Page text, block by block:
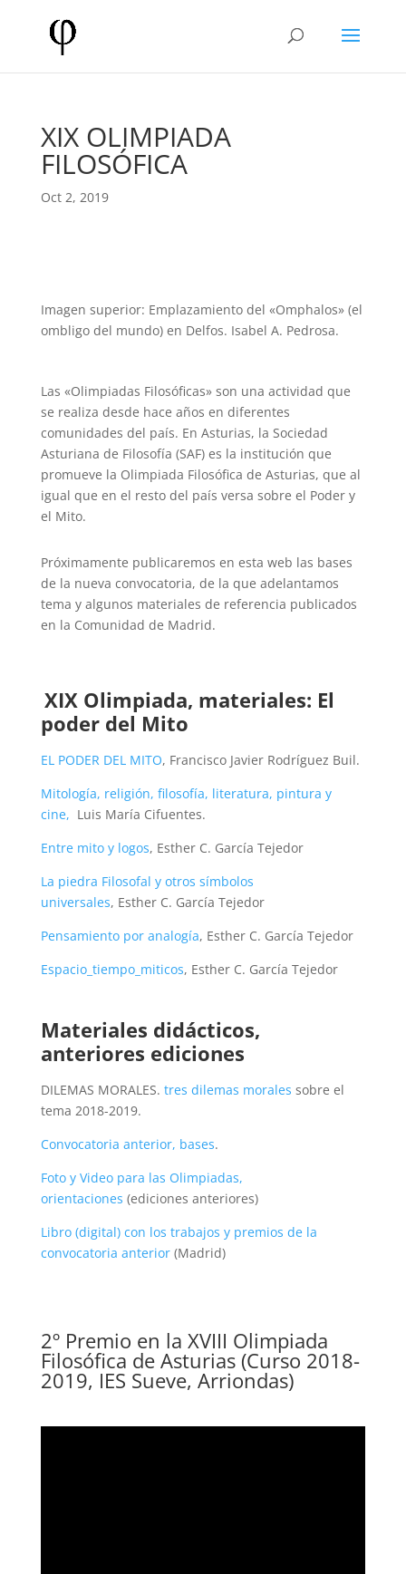
XIX OLIMPIADA
FILOSÓFICA
Oct 2, 2019
Imagen superior: Emplazamiento del «Omphalos» (el
ombligo del mundo) en Delfos. Isabel A. Pedrosa.
Las «Olimpiadas Filosóficas» son una actividad que
se realiza desde hace años en diferentes
comunidades del país. En Asturias, la Sociedad
Asturiana de Filosofía (SAF) es la institución que
promueve la Olimpiada Filosófica de Asturias, que al
igual que en el resto del país versa sobre el Poder y
el Mito.
Próximamente publicaremos en esta web las bases
de la nueva convocatoria, de la que adelantamos
tema y algunos materiales de referencia publicados
en la Comunidad de Madrid.
XIX Olimpiada, materiales: El
poder del Mito
EL PODER DEL MITO, Francisco Javier Rodríguez Buil.
Mitología, religión, filosofía, literatura, pintura y
cine, Luis María Cifuentes.
Entre mito y logos, Esther C. García Tejedor
La piedra Filosofal y otros símbolos
universales, Esther C. García Tejedor
Pensamiento por analogía, Esther C. García Tejedor
Espacio_tiempo_miticos, Esther C. García Tejedor
Materiales didácticos,
anteriores ediciones
DILEMAS MORALES. tres dilemas morales sobre el
tema 2018-2019.
Convocatoria anterior, bases.
Foto y Video para las Olimpiadas,
orientaciones (ediciones anteriores)
Libro (digital) con los trabajos y premios de la
convocatoria anterior(Madrid)
2º Premio en la XVIII Olimpiada
Filosófica de Asturias (Curso 2018-
2019, IES Sueve, Arriondas)